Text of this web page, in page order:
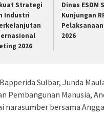
Strategi
Industri
2026
Dinas ESDM
Kunjungan
2026
Sulbar, Junda
Pembangunan Manusia,
narasumber bersama